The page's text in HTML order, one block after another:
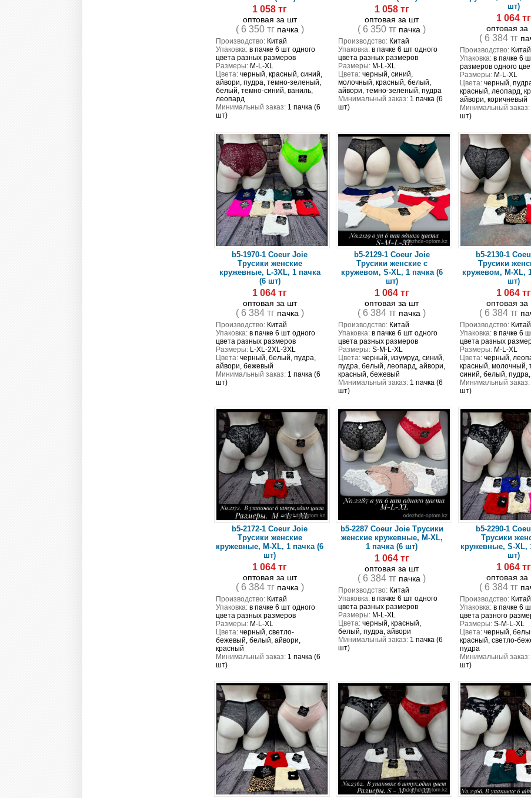
1 058 тг
оптовая за шт
( 6 350 тг пачка )
Производство: Китай
Упаковка: в пачке 6 шт одного
цвета разных размеров
Размеры: M-L-XL
Цвета: черный, красный, синий,
айвори, пудра, темно-зеленый,
белый, темно-синий, ваниль,
леопард
Минимальный заказ: 1 пачка (6
шт)
1 058 тг
оптовая за шт
( 6 350 тг пачка )
Производство:Китай
Упаковка:в пачке 6 шт одного
цвета разных размеров
Размеры:M-L-XL
Цвета:черный, синий,
молочный, красный, белый,
айвори, темно-зеленый, пудра
Минимальный заказ:1 пачка (6
шт)
шт)
1 064 тг
оптовая за
( 6 384 тг
Производство:Китай
Упаковка:в пачке 6
размеров одного
Размеры:M-L-XL
Цвета:черный,
красный, леопард,
айвори, коричневый
Минимальный заказ:
шт)
b5-1970-1 Coeur Joie
Трусики женские
кружевные, L-3XL, 1 пачка
(6 шт)
1 064 тг
оптовая за шт
( 6 384 тг пачка )
Производство: Китай
Упаковка: в пачке 6 шт одного
цвета разных размеров
Размеры: L-XL-2XL-3XL
Цвета: черный, белый, пудра,
айвори, бежевый
Минимальный заказ: 1 пачка (6
шт)
b5-2129-1 Coeur Joie
Трусики женские с
кружевом, S-XL, 1 пачка (6
шт)
1 064 тг
оптовая за шт
( 6 384 тг пачка )
Производство:Китай
Упаковка:в пачке 6 шт одного
цвета разных размеров
Размеры:S-M-L-XL
Цвета:черный, изумруд, синий,
пудра, белый, леопард, айвори,
красный, бежевый
Минимальный заказ:1 пачка (6
шт)
b5-2130-1
Трусики
кружевом, M-XL,
шт)
1 064 тг
оптовая за
( 6 384 тг
Производство:Китай
Упаковка:в пачке 6
цвета разных
Размеры:M-L-XL
Цвета:черный,
красный, молочный,
синий, белый,
Минимальный заказ:
шт)
b5-2172-1 Coeur Joie
Трусики женские
кружевные, M-XL, 1 пачка (6
шт)
1 064 тг
оптовая за шт
( 6 384 тг пачка )
Производство: Китай
Упаковка: в пачке 6 шт одного
цвета разных размеров
Размеры: M-L-XL
Цвета: черный, светло-
бежевый, белый, айвори,
красный
Минимальный заказ: 1 пачка (6
шт)
b5-2287 Coeur Joie Трусики
женские кружевные, M-XL,
1 пачка (6 шт)
1 064 тг
оптовая за шт
( 6 384 тг пачка )
Производство:Китай
Упаковка:в пачке 6 шт одного
цвета разных размеров
Размеры:M-L-XL
Цвета:черный, красный,
белый, пудра, айвори
Минимальный заказ:1 пачка (6
шт)
b5-2290-1
Трусики
кружевные, S-XL,
шт)
1 064 тг
оптовая за
( 6 384 тг
Производство:Китай
Упаковка:в пачке 6
цвета разного
Размеры:S-M-L-XL
Цвета:черный,
красный, светло-
пудра
Минимальный заказ:
шт)